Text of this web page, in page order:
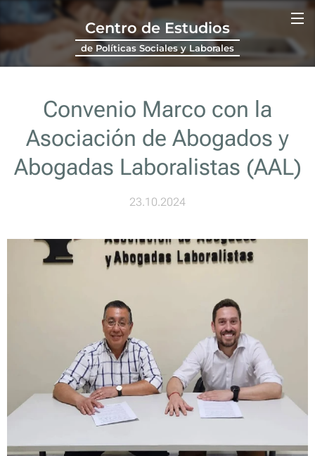
Centro de Estudios
de Políticas Sociales y Laborales
Convenio Marco con la
Asociación de Abogados y
Abogadas Laboralistas (AAL)
23.10.2024